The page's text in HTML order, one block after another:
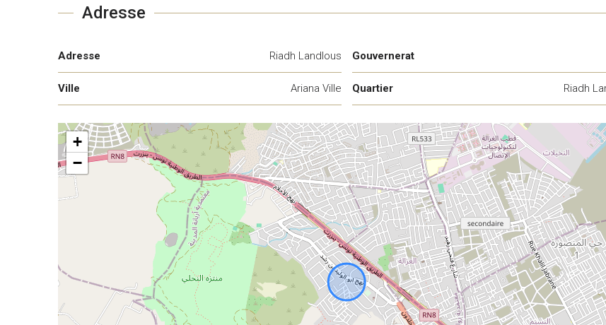
Adresse
Adresse Riadh Landlous
Ville Ariana Ville
Gouvernerat
Quartier Riadh
+
−